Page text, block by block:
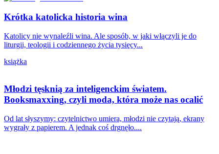
Krótka katolicka historia wina
Katolicy nie wynaleźli wina. Ale sposób, w jaki włączyli je do
liturgii, teologii i codziennego życia tysięcy...
książka
Młodzi tęsknią za inteligenckim światem.
Booksmaxxing, czyli moda, która może nas ocalić
Od lat słyszymy: czytelnictwo umiera, młodzi nie czytają, ekrany
wygrały z papierem. A jednak coś drgnęło....